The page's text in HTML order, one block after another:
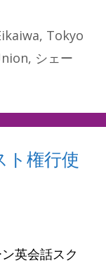
, Tokyo
, シェー
ト権行使
英会話スク